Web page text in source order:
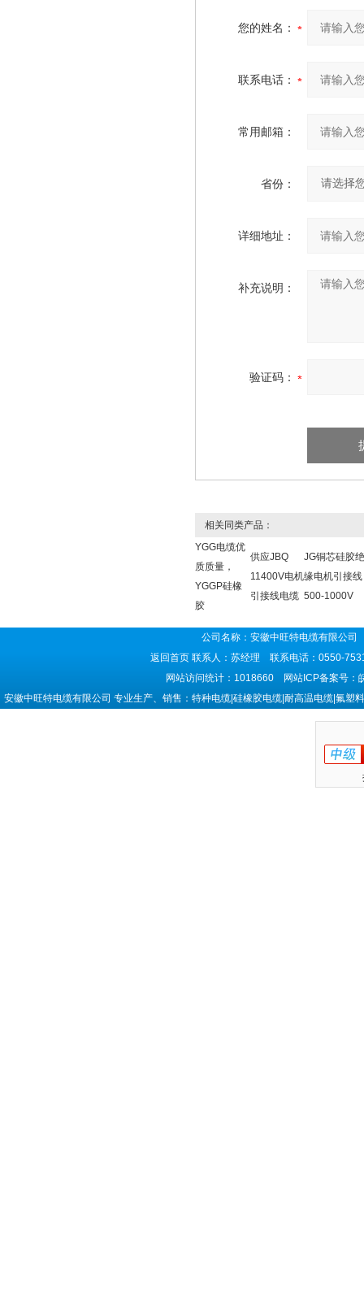
您的姓名：
联系电话：
常用邮箱：
省份：
详细地址：
补充说明：
验证码：
相关同类产品：
YGG电缆优
质质量，
YGGP硅橡
胶
供应JBQ
11400V电机
引接线电缆
JG铜芯硅胶绝
缘电机引接线
500-1000V
公司名称：安徽中旺特电缆有限公
返回首页 联系人：苏经理 联系电话：0550-
网站访问统计：1018660 网站ICP备案号：
安徽中旺特电缆有限公司 专业生产、销售：特种电缆|硅橡胶电缆|耐高温电缆|氟